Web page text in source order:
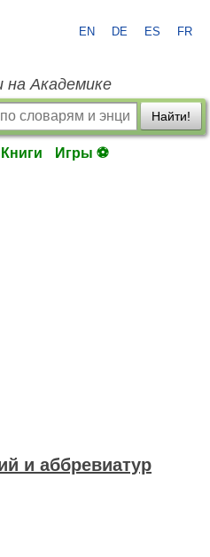
EN DE ES FR
на Академике
Найти!
Книги Игры ⚽
и аббревиатур